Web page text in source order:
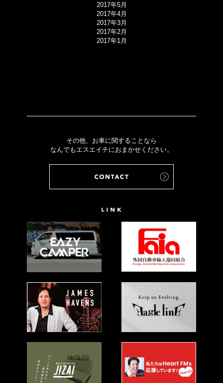
2017年5月
2017年4月
2017年3月
2017年2月
2017年1月
その他、お車に関することなら
なんでもエスエイチにおまかせください。